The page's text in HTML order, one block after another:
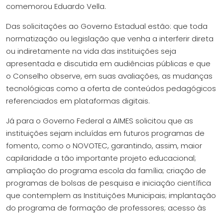
comemorou Eduardo Vella.
Das solicitações ao Governo Estadual estão: que toda
normatização ou legislação que venha a interferir direta
ou indiretamente na vida das instituições seja
apresentada e discutida em audiências públicas e que
o Conselho observe, em suas avaliações, as mudanças
tecnológicas como a oferta de conteúdos pedagógicos
referenciados em plataformas digitais.
Já para o Governo Federal a AIMES solicitou que as
instituições sejam incluídas em futuros programas de
fomento, como o NOVOTEC, garantindo, assim, maior
capilaridade a tão importante projeto educacional;
ampliação do programa escola da família; criação de
programas de bolsas de pesquisa e iniciação científica
que contemplem as Instituições Municipais; implantação
do programa de formação de professores; acesso às